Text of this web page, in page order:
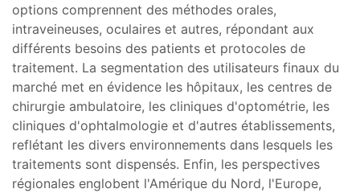
options comprennent des méthodes orales,
intraveineuses, oculaires et autres, répondant aux
différents besoins des patients et protocoles de
traitement. La segmentation des utilisateurs finaux du
marché met en évidence les hôpitaux, les centres de
chirurgie ambulatoire, les cliniques d'optométrie, les
cliniques d'ophtalmologie et d'autres établissements,
reflétant les divers environnements dans lesquels les
traitements sont dispensés. Enfin, les perspectives
régionales englobent l'Amérique du Nord, l'Europe,